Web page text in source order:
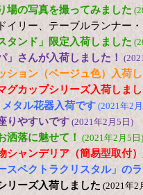
場の写真を撮ってみました
イリー、テーブルランナー
タンド」限定入荷しました
」さんが入荷しました！
ション（ベージュ色）入荷
グカップシリーズ入荷しま
タル花器入荷です(2021年2
りやすいです (2021年2月5日)
洒落に魅せて！ (2021年2月5日)
シャンデリア（簡易型取付
スペクトラクリスタル」の
リーズ入荷しました (2021年2